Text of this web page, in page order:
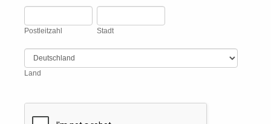
Postleitzahl Stadt
Land
Land